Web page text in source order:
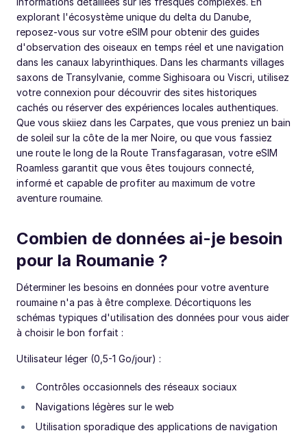
explorant l'écosystème unique du delta du Danube,
reposez-vous sur votre eSIM pour obtenir des guides
d'observation des oiseaux en temps réel et une navigation
dans les canaux labyrinthiques. Dans les charmants villages
saxons de Transylvanie, comme Sighisoara ou Viscri, utilisez
votre connexion pour découvrir des sites historiques
cachés ou réserver des expériences locales authentiques.
Que vous skiiez dans les Carpates, que vous preniez un bain
de soleil sur la côte de la mer Noire, ou que vous fassiez
une route le long de la Route Transfagarasan, votre eSIM
Roamless garantit que vous êtes toujours connecté,
informé et capable de profiter au maximum de votre
aventure roumaine.
Combien de données ai-je besoin
pour la Roumanie ?
Déterminer les besoins en données pour votre aventure
roumaine n'a pas à être complexe. Décortiquons les
schémas typiques d'utilisation des données pour vous aider
à choisir le bon forfait :
Utilisateur léger (0,5-1 Go/jour) :
Contrôles occasionnels des réseaux sociaux
Navigations légères sur le web
Utilisation sporadique des applications de navigation